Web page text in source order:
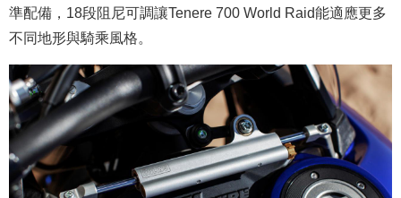
準配備，18段阻尼可調讓Tenere 700 World Raid能適應更多
不同地形與騎乘風格。